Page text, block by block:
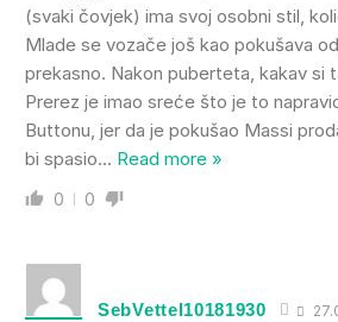
(svaki čovjek) ima svoj osobni stil,
Mlade se vozače još kao pokušava
prekasno. Nakon puberteta, kakav si
Prerez je imao sreće što je to
Buttonu, jer da je pokušao Massi
bi spasio… Read more »
0 0
SebVettel10181930